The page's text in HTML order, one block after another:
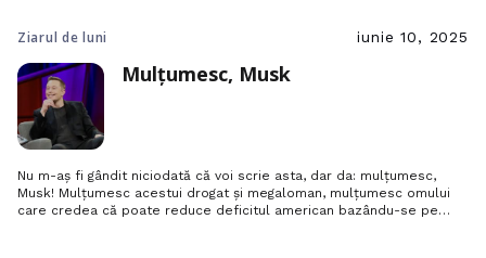
Ziarul de luni iunie 10, 2025
Mulțumesc, Musk
Nu m-aș fi gândit niciodată că voi scrie asta, dar da: mulțumesc,
Musk! Mulțumesc acestui drogat și megaloman, mulțumesc omului
care credea că poate reduce deficitul american bazându-se pe